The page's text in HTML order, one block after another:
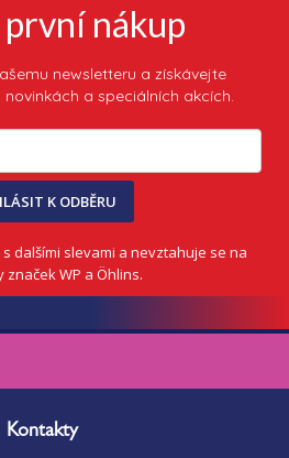
první nákup
newsletteru a získávejte
a speciálních akcích.
K ODBĚRU
dalšími slevami a nevztahuje se na
značek WP a Öhlins.
Kontakty